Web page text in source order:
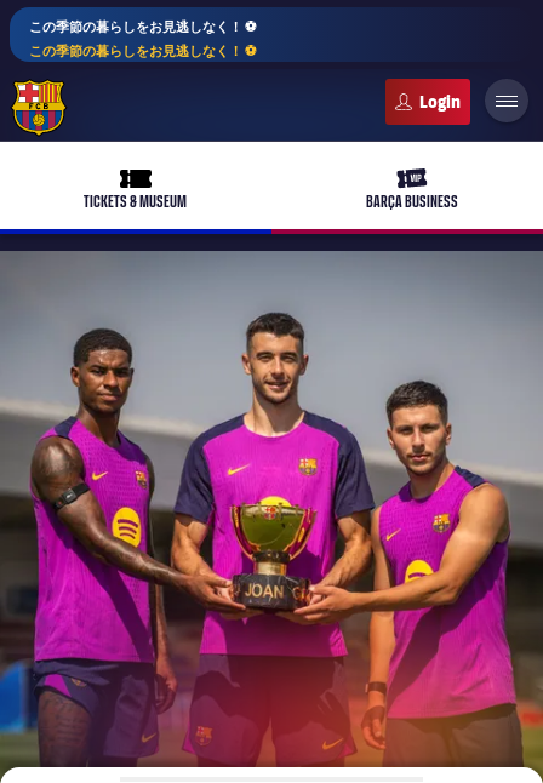
この季節の暮らしをお見逃しなく！ ⚽️
この季節の暮らしをお見逃しなく！ ⚽️
ticket-full
TICKETS & MUSEUM
ticket-vip
BARÇA BUSINESS
plusicon
label.aria.plus
バルサアカデミー
plusicon
label.aria.plus
10年毎
会長
レジェンド
plusicon
label.aria.plus
プレスパス
Facilities
PLUSICON
LABEL.ARIA.PLUS
トップチーム
女子サッカー
plusicon
label.aria.plus
スケジュール
チケット
結果
順位表
バルサAtlètic
plusicon
label.aria.plus
スケジュール
チケット
結果
順位表
PLUSICON
LABEL.ARIA.PLUS
トップチーム
plusicon
label.aria.plus
スケジュール
チケット
PLUSICON
LABEL.ARIA.PLUS
トップチーム